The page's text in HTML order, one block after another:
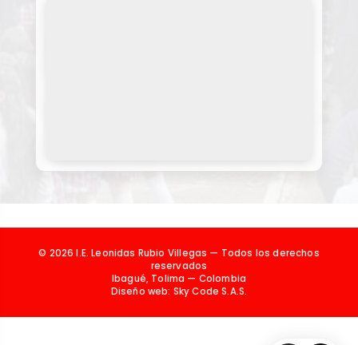
© 2026 I.E. Leonidas Rubio Villegas — Todos los derechos
reservados
Ibagué, Tolima — Colombia
Diseño web: Sky Code S.A.S.